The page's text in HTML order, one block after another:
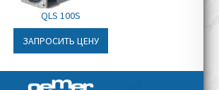
QLS 100S
ЗАПРОСИТЬ ЦЕНУ